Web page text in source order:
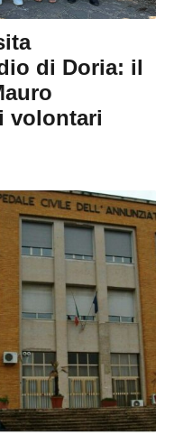
di Doria: il
volontari